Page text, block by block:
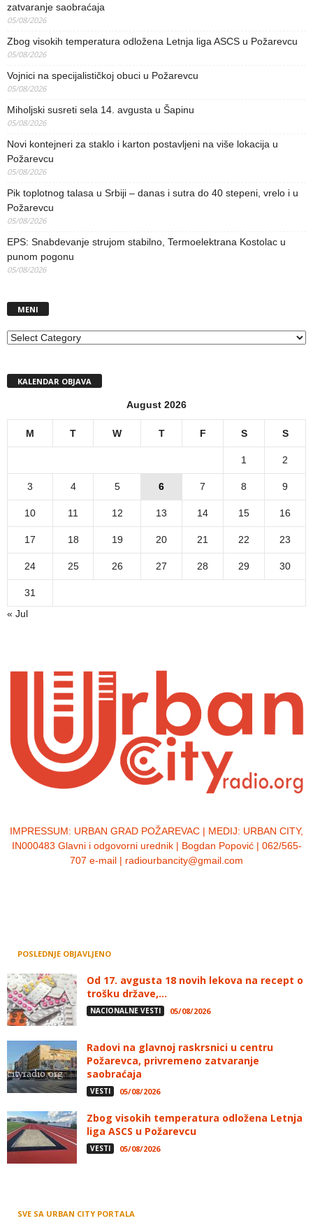
zatvaranje saobraćaja
05/08/2026
Zbog visokih temperatura odložena Letnja liga ASCS u Požarevcu
05/08/2026
Vojnici na specijalističkoj obuci u Požarevcu
05/08/2026
Miholjski susreti sela 14. avgusta u Šapinu
05/08/2026
Novi kontejneri za staklo i karton postavljeni na više lokacija u
Požarevcu
05/08/2026
Pik toplotnog talasa u Srbiji – danas i sutra do 40 stepeni, vrelo i u
Požarevcu
05/08/2026
EPS: Snabdevanje strujom stabilno, Termoelektrana Kostolac u
punom pogonu
05/08/2026
MENI
MENI
KALENDAR OBJAVA
August 2026
M T W T F S S
1 2
3 4 5 6 7 8 9
10 11 12 13 14 15 16
17 18 19 20 21 22 23
24 25 26 27 28 29 30
31
« Jul
IMPRESSUM: URBAN GRAD POŽAREVAC | MEDIJ: URBAN CITY,
IN000483 Glavni i odgovorni urednik | Bogdan Popović | 062/565-
707 e-mail | radiourbancity@gmail.com
POSLEDNJE OBJAVLJENO
Od 17. avgusta 18 novih lekova na recept o
trošku države,...
NACIONALNE VESTI 05/08/2026
Radovi na glavnoj raskrsnici u centru
Požarevca, privremeno zatvaranje
saobraćaja
VESTI 05/08/2026
Zbog visokih temperatura odložena Letnja
liga ASCS u Požarevcu
VESTI 05/08/2026
SVE SA URBAN CITY PORTALA